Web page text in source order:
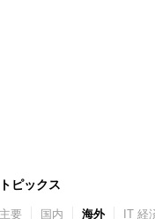
トピックス
主要 国内 海外 IT 経